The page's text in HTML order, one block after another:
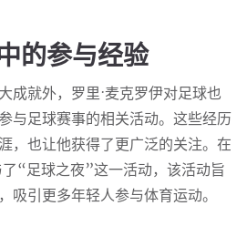
的参与经验
成就外，罗里·麦克罗伊对足球也
与足球赛事的相关活动。这些经历
，也让他获得了更广泛的关注。在
“足球之夜”这一活动，该活动旨
吸引更多年轻人参与体育运动。